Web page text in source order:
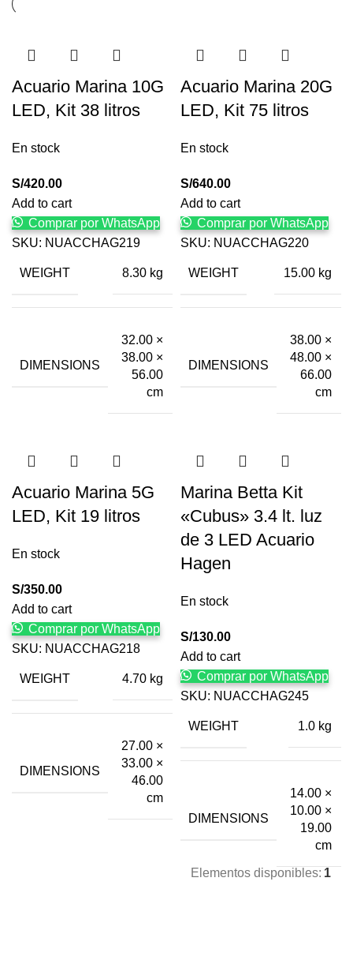
Acuario Marina 10G
LED, Kit 38 litros
En stock
S/420.00
Add to cart
Comprar por WhatsApp
SKU: NUACCHAG219
WEIGHT 8.30 kg
DIMENSIONS
32.00 ×
38.00 ×
56.00
cm
Acuario Marina 20G
LED, Kit 75 litros
En stock
S/640.00
Add to cart
Comprar por WhatsApp
SKU: NUACCHAG220
WEIGHT 15.00 kg
DIMENSIONS
38.00 ×
48.00 ×
66.00
cm
Acuario Marina 5G
LED, Kit 19 litros
En stock
S/350.00
Add to cart
Comprar por WhatsApp
SKU: NUACCHAG218
WEIGHT 4.70 kg
DIMENSIONS
27.00 ×
33.00 ×
46.00
cm
Marina Betta Kit
«Cubus» 3.4 lt. luz
de 3 LED Acuario
Hagen
En stock
S/130.00
Add to cart
Comprar por WhatsApp
SKU: NUACCHAG245
WEIGHT 1.0 kg
DIMENSIONS
14.00 ×
10.00 ×
19.00
cm
Elementos disponibles: 1